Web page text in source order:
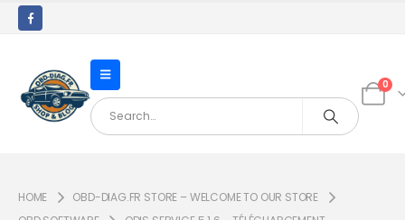
0
HOME
OBD-DIAG.FR STORE – WELCOME TO OUR STORE